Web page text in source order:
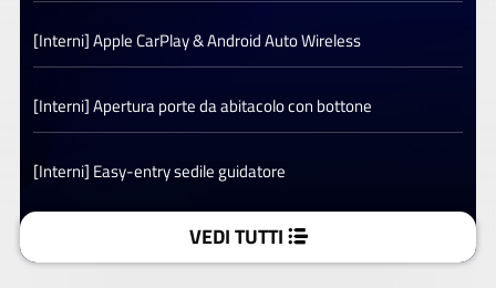
[Interni] Apple CarPlay & Android Auto Wireless
[Interni] Apertura porte da abitacolo con bottone
[Interni] Easy-entry sedile guidatore
VEDI TUTTI